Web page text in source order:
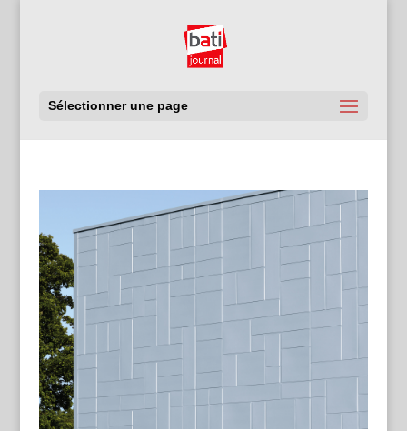
Sélectionner une page